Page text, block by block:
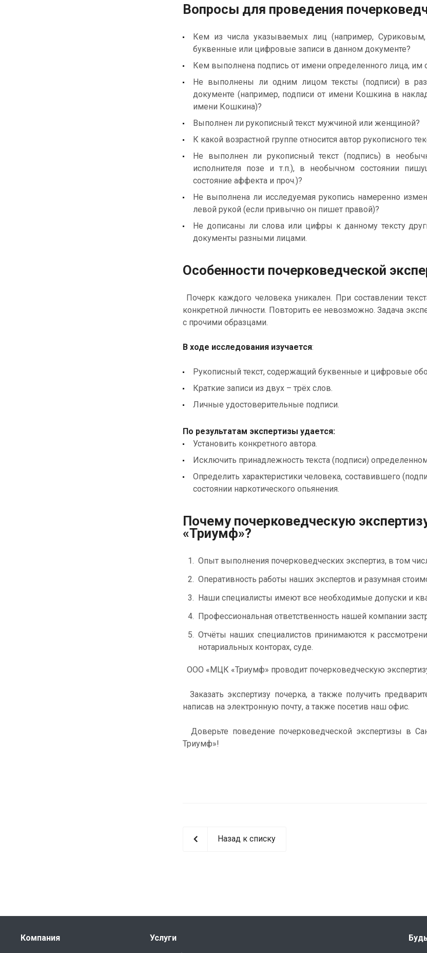
Вопросы для проведения
Кем из числа указываемых лиц (например,
буквенные или цифровые записи в данном документе?
Кем выполнена подпись от имени определенного лица,
Не выполнены ли одним лицом тексты (подписи) в
документе (например, подписи от имени Кошкина в
имени Кошкина)?
Выполнен ли рукописный текст мужчиной или женщиной?
К какой возрастной группе относится автор рукописного
Не выполнен ли рукописный текст (подпись) в
исполнителя позе и т.п.), в необычном состоянии
состояние аффекта и проч.)?
Не выполнена ли исследуемая рукопись намеренно
левой рукой (если привычно он пишет правой)?
Не дописаны ли слова или цифры к данному тексту
документы разными лицами.
Особенности почерковедческой
Почерк каждого человека уникален. При составлении
конкретной личности. Повторить ее невозможно. Задача
с прочими образцами.
В ходе исследования изучается:
Рукописный текст, содержащий буквенные и цифровые
Краткие записи из двух – трёх слов.
Личные удостоверительные подписи.
По результатам экспертизы удается:
Установить конкретного автора.
Исключить принадлежность текста (подписи)
Определить характеристики человека, составившего
состоянии наркотического опьянения.
Почему почерковедческую
«Триумф»?
Опыт выполнения почерковедческих экспертиз, в том
Оперативность работы наших экспертов и разумная
Наши специалисты имеют все необходимые допуски и
Профессиональная ответственность нашей компании
Отчёты наших специалистов принимаются к
нотариальных конторах, суде.
ООО «МЦК «Триумф» проводит почерковедческую
Заказать экспертизу почерка, а также получить
написав на электронную почту, а также посетив наш офис.
Доверьте поведение почерковедческой экспертизы в
Триумф»!
Назад к списку
Компания Услуги